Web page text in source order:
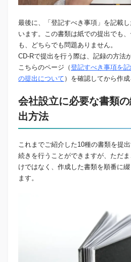
最後に、「登記すべき事項」を記載
います。この書類は紙での提出でも
も、どちらでも問題ありません。
CD-Rで提出を行う際は、記録の方法
こちらのページ（登記すべき事項を
の提出について ）を確認してから作成
会社設立に必要な書類
出方法
これまでご紹介した10種の書類を提
続きを行うことができますが、ただ
けではなく、作成した書類を順番に
ます。